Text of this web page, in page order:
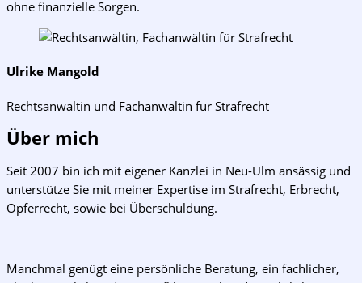
ohne finanzielle Sorgen.
Ulrike Mangold
Rechtsanwältin und Fachanwältin für Strafrecht
Über mich
Seit 2007 bin ich mit eigener Kanzlei in Neu-Ulm ansässig und
unterstütze Sie mit meiner Expertise im Strafrecht, Erbrecht,
Opferrecht, sowie bei Überschuldung.
Manchmal genügt eine persönliche Beratung, ein fachlicher,